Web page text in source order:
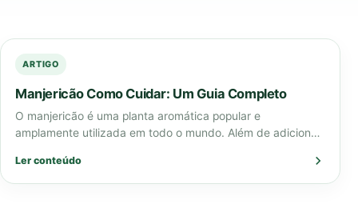
ARTIGO
Manjericão Como Cuidar: Um Guia Completo
O manjericão é uma planta aromática popular e
amplamente utilizada em todo o mundo. Além de adicionar
Ler conteúdo